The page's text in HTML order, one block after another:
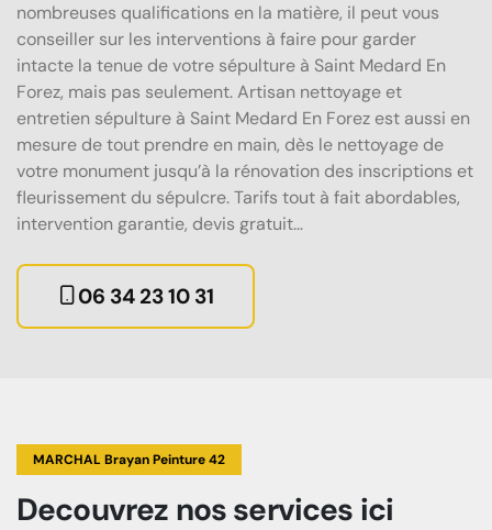
nombreuses qualifications en la matière, il peut vous
conseiller sur les interventions à faire pour garder
intacte la tenue de votre sépulture à Saint Medard En
Forez, mais pas seulement. Artisan nettoyage et
entretien sépulture à Saint Medard En Forez est aussi en
mesure de tout prendre en main, dès le nettoyage de
votre monument jusqu’à la rénovation des inscriptions et
fleurissement du sépulcre. Tarifs tout à fait abordables,
intervention garantie, devis gratuit…
06 34 23 10 31
MARCHAL Brayan Peinture 42
Decouvrez nos services ici